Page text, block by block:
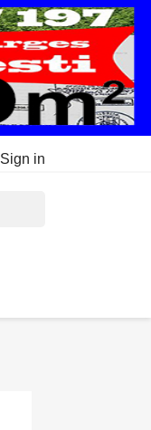
Sign in